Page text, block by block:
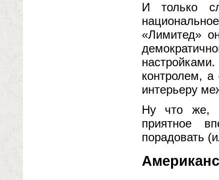
И только
«Лимитед»
контролем,
интерьеру
Ну что же,
приятное
порадовать